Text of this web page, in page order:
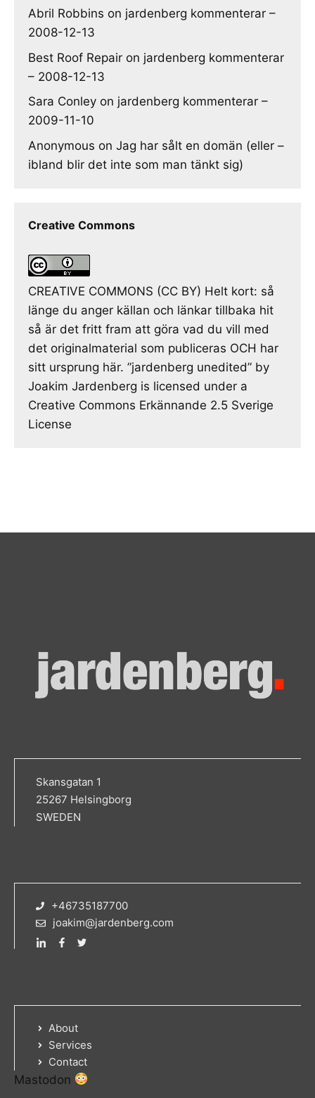
Abril Robbins on jardenberg kommenterar –
2008-12-13
Best Roof Repair on jardenberg kommenterar
– 2008-12-13
Sara Conley on jardenberg kommenterar –
2009-11-10
Anonymous on Jag har sålt en domän (eller –
ibland blir det inte som man tänkt sig)
Creative Commons
CREATIVE COMMONS (CC BY) Helt kort: så
länge du anger källan och länkar tillbaka hit
så är det fritt fram att göra vad du vill med
det originalmaterial som publiceras OCH har
sitt ursprung här. ”jardenberg unedited” by
Joakim Jardenberg is licensed under a
Creative Commons Erkännande 2.5 Sverige
License
Skansgatan 1
25267 Helsingborg
SWEDEN
+46735187700
joakim@jardenberg.com
About
Services
Contact
Mastodon